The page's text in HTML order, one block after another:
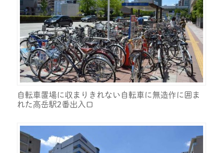
自転車置場に収まりきれない自転車に無造作に囲ま
れた高岳駅2番出入口